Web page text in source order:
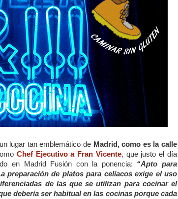
lugar tan emblemático de Madrid, como es la calle
Chef Ejecutivo a Fran Vicente, que justo el día
en Madrid Fusión con la ponencia: “Apto para
preparación de platos para celíacos exige el uso
de las que se utilizan para cocinar el
debería ser habitual en las cocinas porque cada